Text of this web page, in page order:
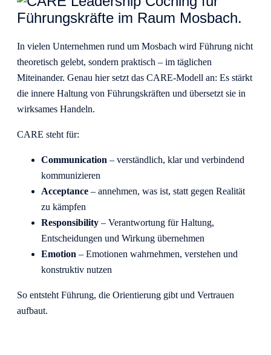
In vielen Unternehmen rund um Mosbach wird Führung nicht
theoretisch gelebt, sondern praktisch – im täglichen
Miteinander. Genau hier setzt das CARE-Modell an: Es stärkt
die innere Haltung von Führungskräften und übersetzt sie in
wirksames Handeln.
CARE steht für:
Communication – verständlich, klar und verbindend
kommunizieren
Acceptance – annehmen, was ist, statt gegen Realität
zu kämpfen
Responsibility – Verantwortung für Haltung,
Entscheidungen und Wirkung übernehmen
Emotion – Emotionen wahrnehmen, verstehen und
konstruktiv nutzen
So entsteht Führung, die Orientierung gibt und Vertrauen
aufbaut.